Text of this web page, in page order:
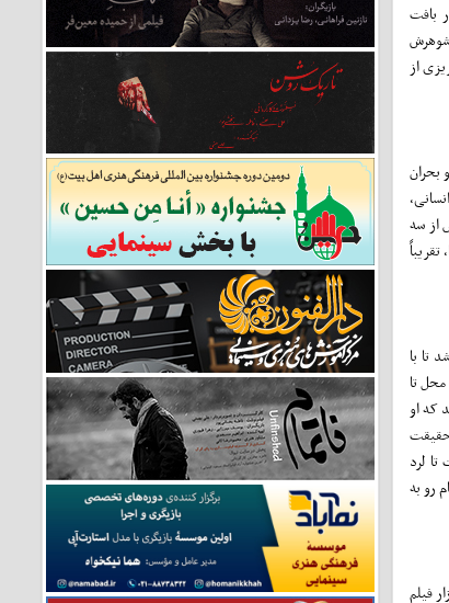
بافت
شوهرش
از
بحران
شوروی به مدت بیش از سه
تا با
تا
که او
حقیقت
لرد
رو به
فیلم